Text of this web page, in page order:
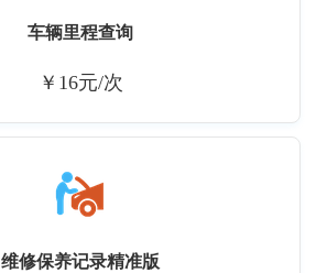
车辆里程查询
￥16元/次
维修保养记录精准版